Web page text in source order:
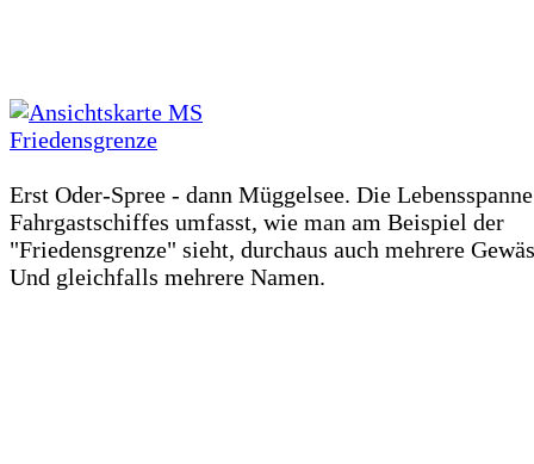
Erst Oder-Spree - dann Müggelsee. Die
Fahrgastschiffes umfasst, wie man am Beispiel der
"Friedensgrenze" sieht, durchaus auch mehrere
Und gleichfalls mehrere Namen.